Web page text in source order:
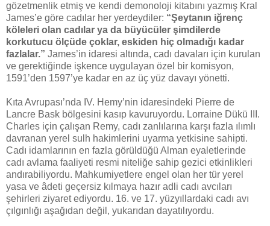
gözetmenlik etmiş ve kendi demonoloji kitabını yazmış Kral
James’e göre cadılar her yerdeydiler: “Şeytanın iğrenç
köleleri olan cadılar ya da büyücüler şimdilerde
korkutucu ölçüde çoklar, eskiden hiç olmadığı kadar
fazlalar.” James’in idaresi altında, cadı davaları için kurulan
ve gerektiğinde işkence uygulayan özel bir komisyon,
1591’den 1597’ye kadar en az üç yüz davayı yönetti.
Kıta Avrupası’nda IV. Hemy’nin idaresindeki Pierre de
Lancre Bask bölgesini kasıp kavuruyordu. Lorraine Dükü III.
Charles için çalışan Remy, cadı zanlılarına karşı fazla ılımlı
davranan yerel sulh hakimlerini uyarma yetkisine sahipti.
Cadı idamlarının en fazla görüldüğü Alman eyaletlerinde
cadı avlama faaliyeti resmi niteliğe sahip gezici etkinlikleri
andırabiliyordu. Mahkumiyetlere engel olan her tür yerel
yasa ve âdeti geçersiz kılmaya hazır adli cadı avcıları
şehirleri ziyaret ediyordu. 16. ve 17. yüzyıllardaki cadı avı
çılgınlığı aşağıdan değil, yukarıdan dayatılıyordu.